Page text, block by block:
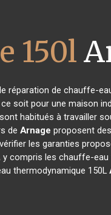
150l
réparation de chauffe-
soit pour une maison
sont habitués à travailler
de Arnage proposent
les garanties
compris les chauffe-
thermodynamique 150L